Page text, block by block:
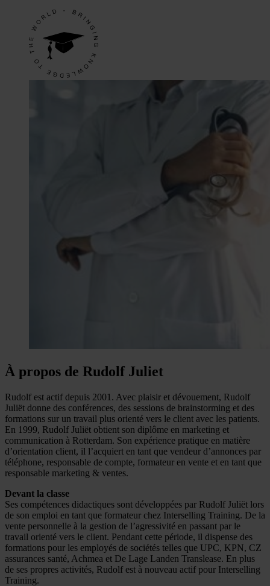
À propos de Rudolf Juliet
Rudolf est actif depuis 2001. Avec plaisir et dévouement, Rudolf
Juliët donne des conférences, des sessions de brainstorming et des
formations sur un travail plus orienté vers le client avec les patients.
En 1999, Rudolf Juliët obtient son diplôme en marketing et
communication à Rotterdam. Son expérience pratique en matière
d’orientation client, il l’acquiert en tant que vendeur d’annonces par
téléphone, responsable de compte, formateur en vente et en tant que
responsable marketing & ventes.
Devant la classe
Ses compétences didactiques sont développées par Rudolf Juliët lors
de son emploi en tant que formateur chez Interselling Training. De la
vente personnelle à la gestion de l’agressivité en passant par le
travail orienté vers le client. Pendant cette période, il dispense des
formations pour les employés de sociétés telles que UPC, KPN, CZ
assurances santé, Achmea et De Lage Landen Translease. En plus
de ses propres activités, Rudolf est à nouveau actif pour Interselling
Training.